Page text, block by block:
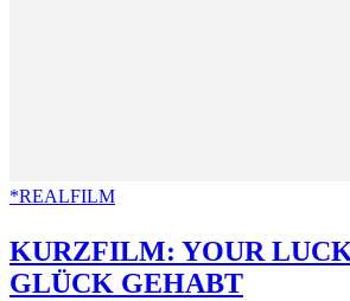
*REALFILM
KURZFILM: YOUR
GLÜCK GEHABT